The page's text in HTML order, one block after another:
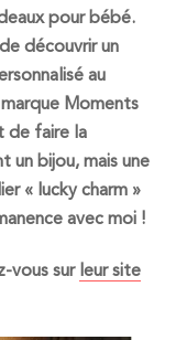
pour bébé.
découvrir un
au
Moments
de faire la
un bijou, mais une
« lucky charm »
avec moi !
vous sur leur site